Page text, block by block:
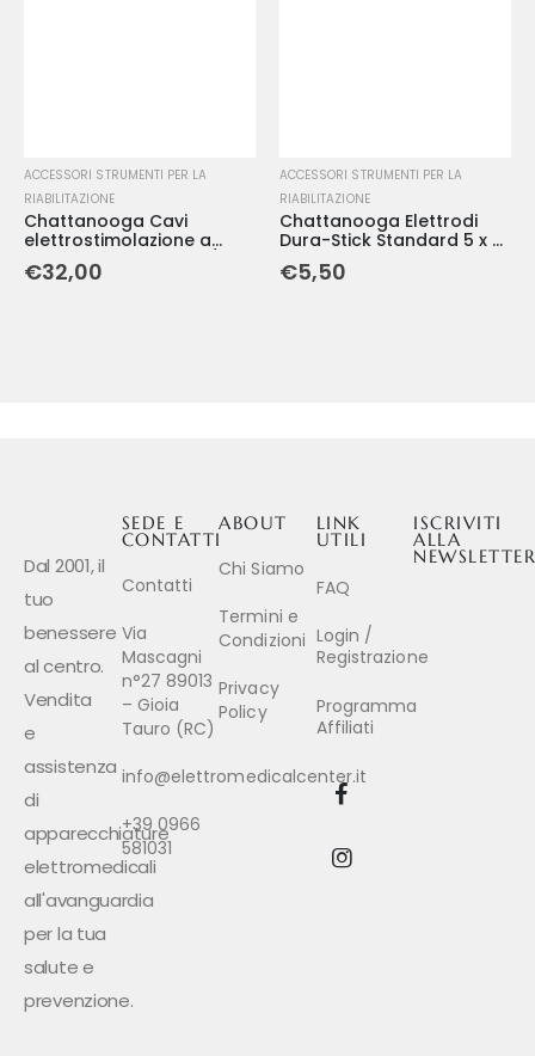
ACCESSORI STRUMENTI PER LA
RIABILITAZIONE
Chattanooga Cavi
elettrostimolazione a
spinotto per canale 1/2 (2
cavi)
€32,00
ACCESSORI STRUMENTI PER LA
RIABILITAZIONE
Chattanooga Elettrodi
Dura-Stick Standard 5 x 9
cm (4 pezzi)
€5,50
Dal 2001, il
tuo
benessere
al centro.
Vendita
e
assistenza
di
apparecchiature
elettromedicali
all'avanguardia
per la tua
salute e
prevenzione.
LINK
UTILI
FAQ
Login /
Registrazione
Programma
Affiliati
ABOUT
Chi Siamo
Termini e
Condizioni
Privacy
Policy
SEDE E
CONTATTI
Contatti
Via
Mascagni
n°27 89013
– Gioia
Tauro (RC)
info@elettromedicalcenter.it
+39 0966
581031
ISCRIVITI
ALLA